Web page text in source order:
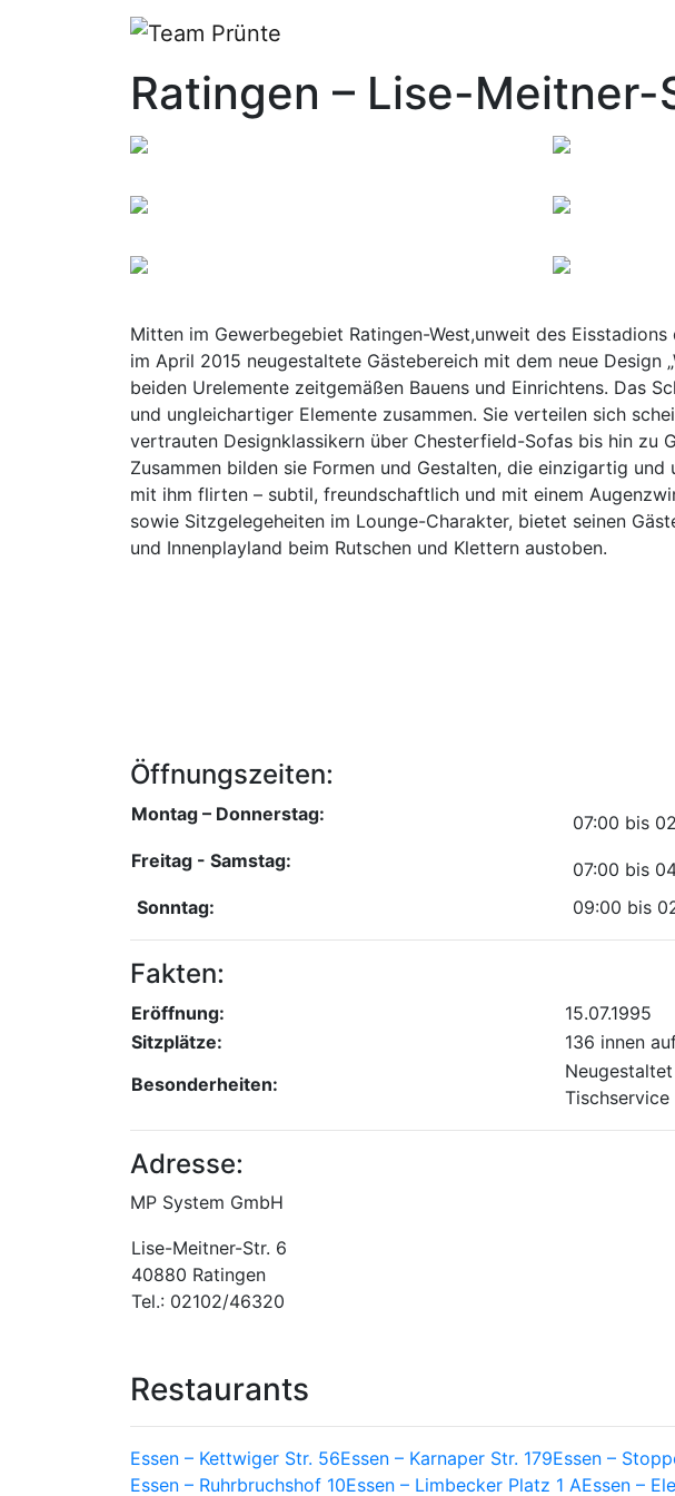
Ratingen – Lise-Meitner-
Mitten im Gewerbegebiet Ratingen-West,unweit des
im April 2015 neugestaltete Gästebereich mit dem neue
beiden Urelemente zeitgemäßen Bauens und Einrichtens. Das
und ungleichartiger Elemente zusammen. Sie verteilen sich
vertrauten Designklassikern über Chesterfield-Sofas bis hin zu
Zusammen bilden sie Formen und Gestalten, die einzigartig
mit ihm flirten – subtil, freundschaftlich und mit einem
sowie Sitzgelegeheiten im Lounge-Charakter, bietet seinen
und Innenplayland beim Rutschen und Klettern austoben.
Öffnungszeiten:
Montag – Donnerstag:
07:00 bis
Freitag - Samstag:
07:00 bis
Sonntag:
09:00 bis
Fakten:
Eröffnung:
15.07.1995
Sitzplätze:
136 innen
Besonderheiten:
Tischservice
Adresse:
MP System GmbH
Lise-Meitner-Str. 6
40880 Ratingen
Tel.: 02102/46320
Restaurants
Essen – Kettwiger Str. 56Essen – Karnaper Str. 179Essen –
Essen – Ruhrbruchshof 10Essen – Limbecker Platz 1 AEssen –